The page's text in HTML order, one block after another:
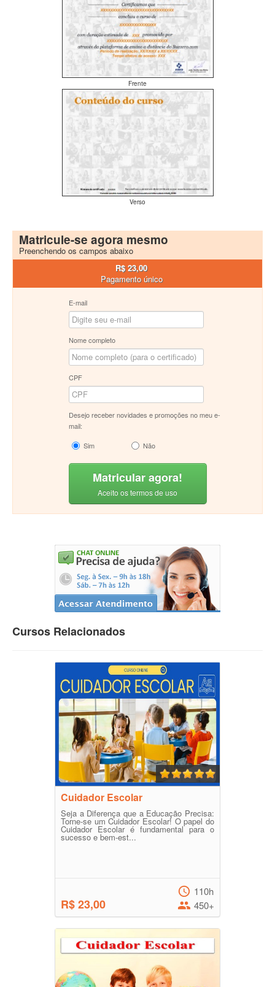
Frente
Verso
Matricule-se agora mesmo
Preenchendo os campos abaixo
R$ 23,00
Pagamento único
E-mail
Nome completo
CPF
Desejo receber novidades e promoções no meu e-
mail:
Sim
Não
Matricular agora!
Aceito os termos de uso
Cursos Relacionados
Cuidador Escolar
Seja a Diferença que a Educação Precisa:
Torne-se um Cuidador Escolar! O papel do
Cuidador Escolar é fundamental para o
sucesso e bem-est...
R$ 23,00
110h
450+